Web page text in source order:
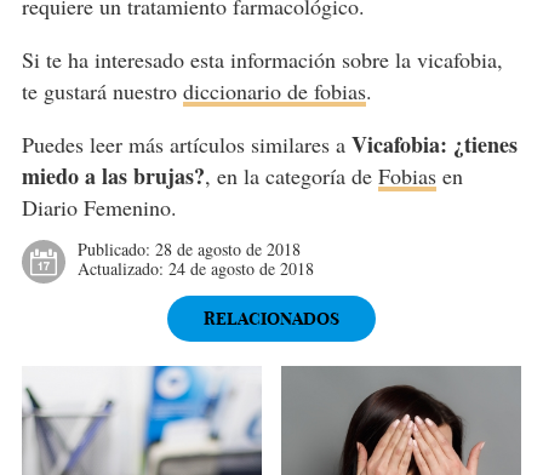
requiere un tratamiento farmacológico.
Si te ha interesado esta información sobre la vicafobia,
te gustará nuestro diccionario de fobias.
Puedes leer más artículos similares a Vicafobia: ¿tienes
miedo a las brujas?, en la categoría de Fobiasen
Diario Femenino.
Publicado: 28 de agosto de 2018
Actualizado: 24 de agosto de 2018
RELACIONADOS